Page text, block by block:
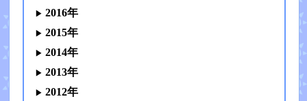
2016年
2015年
2014年
2013年
2012年